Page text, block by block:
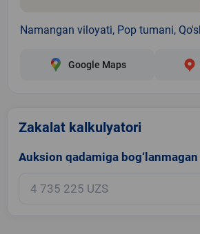
Namangan viloyati, Pop tumani,
Google Maps
Zakalat kalkulyatori
Auksion qadamiga